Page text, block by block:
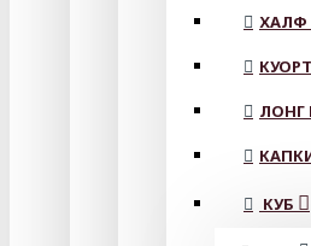
ХАЛФ
ЛОНГ
КУБ